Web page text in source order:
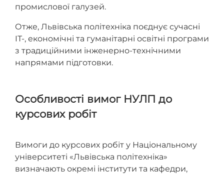
промислової галузей.
Отже, Львівська політехніка поєднує сучасні
IT-, економічні та гуманітарні освітні програми
з традиційними інженерно-технічними
напрямами підготовки.
Особливості вимог НУЛП до
курсових робіт
Вимоги до курсових робіт у Національному
університеті «Львівська політехніка»
визначають окремі інститути та кафедри,